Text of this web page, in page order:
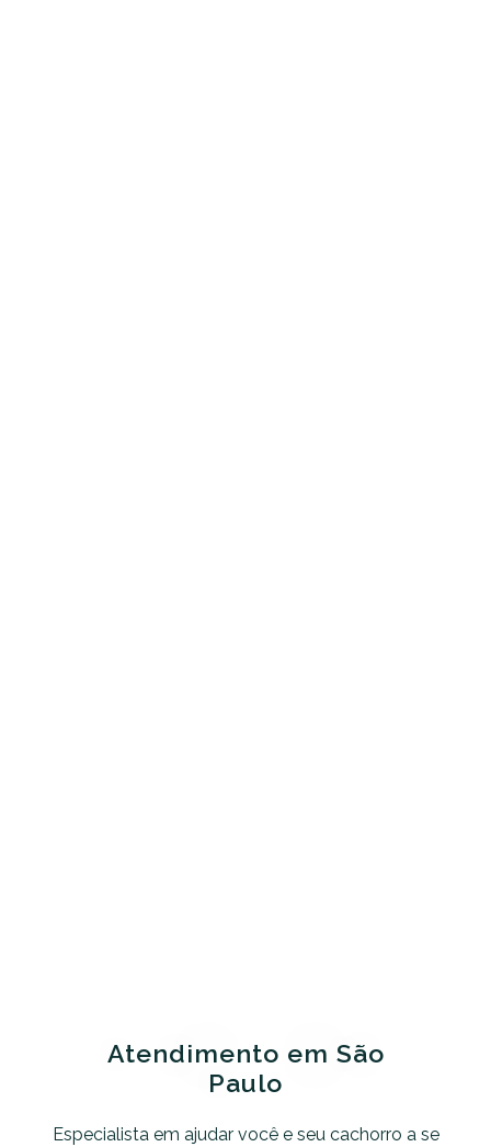
Atendimento em São
Paulo
Especialista em ajudar você e seu cachorro a se